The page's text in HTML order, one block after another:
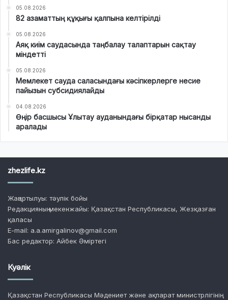
05.08.2026
82 азаматтың құқығы қалпына келтірілді
05.08.2026
Аяқ киім саудасында таңбалау талаптарын сақтау
міндетті
05.08.2026
Мемлекет сауда саласындағы кәсіпкерлерге несие
пайызын субсидиялайды
04.08.2026
Өңір басшысы Ұлытау ауданындағы бірқатар нысанды
аралады
zhezlife.kz
Жаңартылуы: тәулік бойы
Редакцияның мекенжайы: Қазақстан Республикасы, Жезқазған
қаласы
E-mail: a.a.amirgalinov@gmail.com
Бас редактор: Айбек Әміртегі
Куәлік
Қазақстан Республикасы Мәдениет және ақпарат министрлігінің